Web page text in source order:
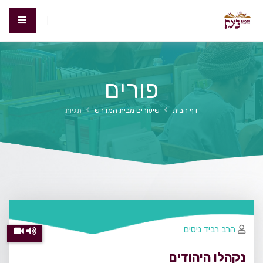
פורים
דף הבית שיעורים מבית המדרש תגיות
נקהלו היהודים
הרב רביד ניסים